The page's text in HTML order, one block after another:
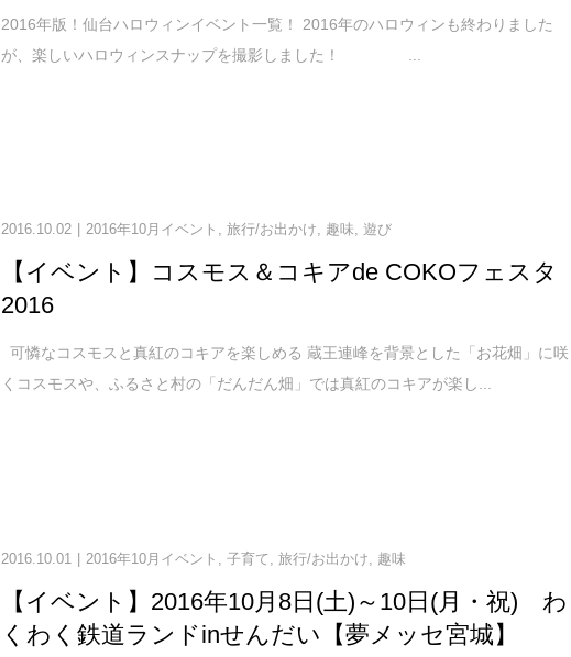
2016年版！仙台ハロウィンイベント一覧！ 2016年のハロウィンも終わりました
が、楽しいハロウィンスナップを撮影しました！ ...
2016.10.02 2016年10月イベント ,旅行/お出かけ, 趣味,遊び
【イベント】コスモス＆コキアde COKOフェスタ
2016
可憐なコスモスと真紅のコキアを楽しめる 蔵王連峰を背景とした「お花畑」に咲
くコスモスや、ふるさと村の「だんだん畑」では真紅のコキアが楽し...
2016.10.01 2016年10月イベント ,子育て ,旅行/お出かけ 趣味
【イベント】2016年10月8日(土)～10日(月・祝) わ
くわく鉄道ランドinせんだい【夢メッセ宮城】